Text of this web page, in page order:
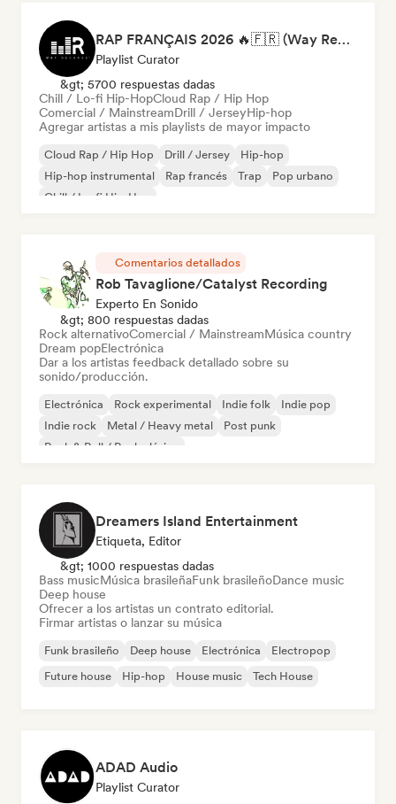
RAP FRANÇAIS 2026 🔥🇫🇷 (Way Records)
Playlist Curator
&gt; 5700 respuestas dadas
Chill / Lo-fi Hip-HopCloud Rap / Hip Hop
Comercial / MainstreamDrill / JerseyHip-hop
Agregar artistas a mis playlists de mayor impacto
Cloud Rap / Hip Hop Drill / Jersey
Hip-hop
Hip-hop instrumental
Rap francés Trap
Pop urbano
Chill / Lo-fi Hip-Hop
Comentarios detallados
Rob Tavaglione/Catalyst Recording
Experto En Sonido
&gt; 800 respuestas dadas
Rock alternativoComercial / MainstreamMúsica country
Dream popElectrónica
Dar a los artistas feedback detallado sobre su
sonido/producción.
Electrónica Rock experimental Indie folk
Indie pop
Indie rock
Metal / Heavy metal
Post punk
Rock & Roll / Rock clásico
Dreamers Island Entertainment
Etiqueta, Editor
&gt; 1000 respuestas dadas
Bass musicMúsica brasileñaFunk brasileñoDance music
Deep house
Ofrecer a los artistas un contrato editorial.
Firmar artistas o lanzar su música
Funk brasileño Deep house Electrónica
Electropop
Future house
Hip-hop House music Tech House
ADAD Audio
Playlist Curator